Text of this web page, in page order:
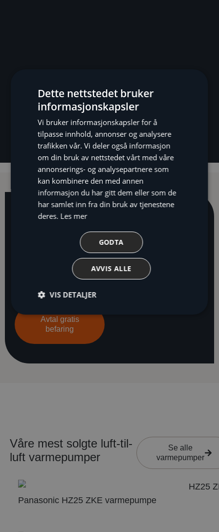
Avtal din
befaring i dag!
Opprinnelig
om
beste
Energispareanslag
Gjennomgang
av
finansieringsmulighet
Avtal gratis
befaring
Våre mest solgte luft-til-
luft varmepumper
Se alle
varmepumper
Panasonic HZ25 ZKE varmepumpe
Dette nettstedet bruker
informasjonskapsler
Vi bruker informasjonskapsler for å
tilpasse innhold, annonser og analysere
trafikken vår. Vi deler også informasjon
om din bruk av nettstedet vårt med våre
annonserings- og analysepartnere som
kan kombinere den med annen
informasjon du har gitt dem eller som de
har samlet inn fra din bruk av tjenestene
deres. Les mer
GODTA
AVVIS ALLE
VIS DETALJER